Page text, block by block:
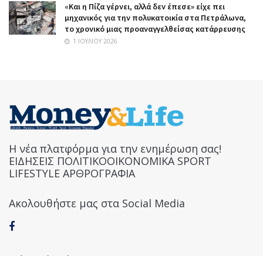
«Και η Πίζα γέρνει, αλλά δεν έπεσε» είχε πει
μηχανικός για την πολυκατοικία στα Πετράλωνα,
το χρονικό μιας προαναγγελθείσας κατάρρευσης
1 ΙΟΥΛΊΟΥ 2026
Η νέα πλατφόρμα για την ενημέρωση σας!
ΕΙΔΗΣΕΙΣ ΠΟΛΙΤΙΚΟΟΙΚΟΝΟΜΙΚΑ SPORT
LIFESTYLE ΑΡΘΡΟΓΡΑΦΙΑ
Ακολουθήστε μας στα Social Media